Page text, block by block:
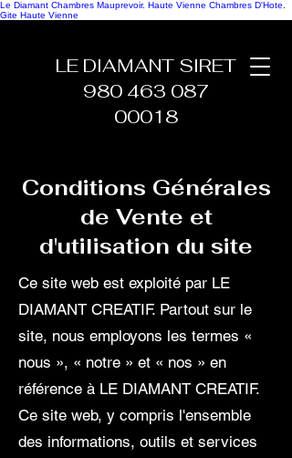
Le Diamant Chambres Mauprevoir. Haute Vienne Chambres D'Hote
Gite Haute Vienne
LE DIAMANT SIRET
980 463 087
00018
Conditions Générales
de Vente et
d'utilisation du site
Ce site web est exploité par LE
DIAMANT CREATIF. Partout sur le
site, nous employons les termes «
nous », « notre » et « nos » en
référence à LE DIAMANT CREATIF.
Ce site web, y compris l'ensemble
des informations, outils et services